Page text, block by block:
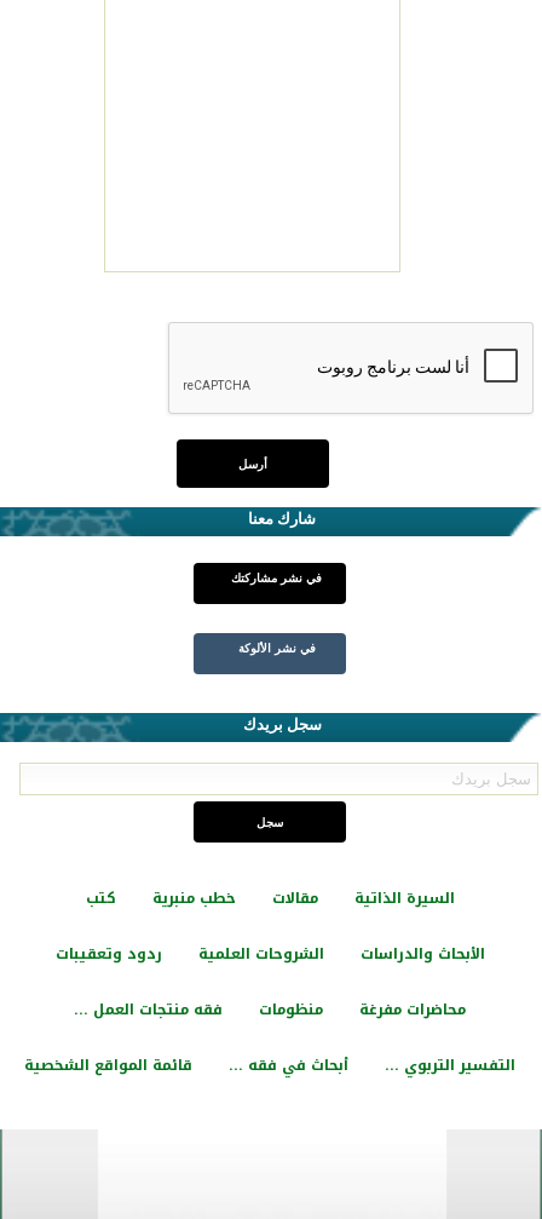
شارك معنا
في نشر مشاركتك
في نشر الألوكة
سجل بريدك
السيرة الذاتية مقالات خطب منبرية كتب
الأبحاث والدراسات الشروحات العلمية ردود وتعقيبات
محاضرات مفرغة منظومات فقه منتجات العمل ...
التفسير التربوي ... أبحاث في فقه ... قائمة المواقع الشخصية